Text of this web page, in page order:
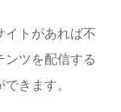
イトがあれば不
ンツを配信する
きます。